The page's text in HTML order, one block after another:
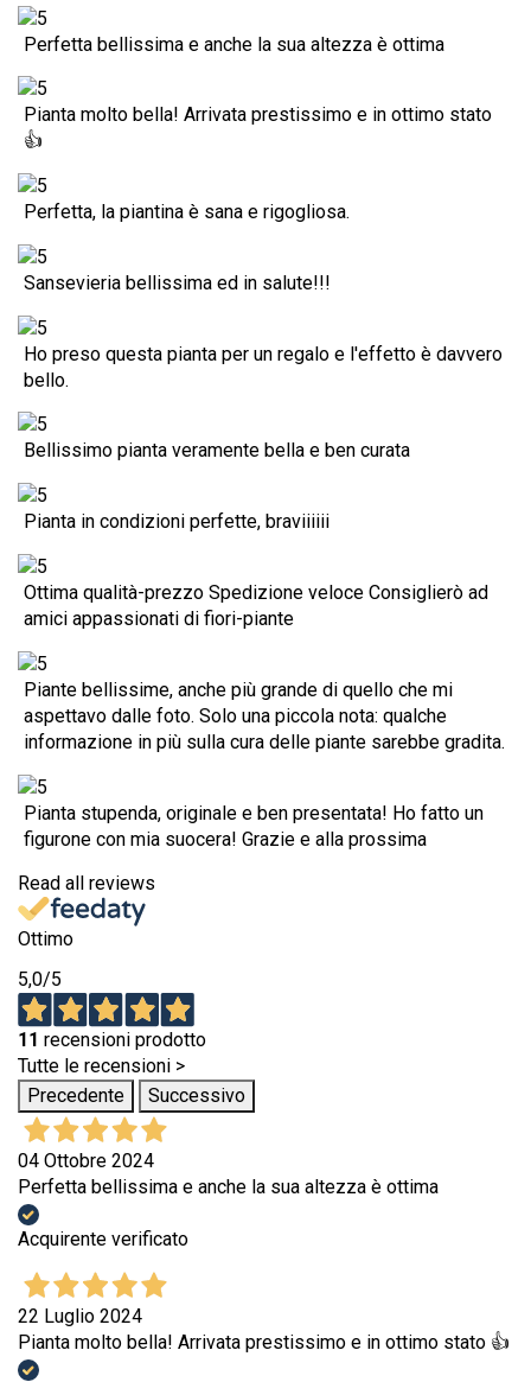
Perfetta bellissima e anche la sua altezza è ottima
Pianta molto bella! Arrivata prestissimo e in ottimo stato
👍
Perfetta, la piantina è sana e rigogliosa.
Sansevieria bellissima ed in salute!!!
Ho preso questa pianta per un regalo e l'effetto è davvero
bello.
Bellissimo pianta veramente bella e ben curata
Pianta in condizioni perfette, braviiiiii
Ottima qualità-prezzo Spedizione veloce Consiglierò ad
amici appassionati di fiori-piante
Piante bellissime, anche più grande di quello che mi
aspettavo dalle foto. Solo una piccola nota: qualche
informazione in più sulla cura delle piante sarebbe gradita.
Pianta stupenda, originale e ben presentata! Ho fatto un
figurone con mia suocera! Grazie e alla prossima
Read all reviews
Ottimo
5,0/5
11 recensioni prodotto
Tutte le recensioni >
Precedente
Successivo
04 Ottobre 2024
Perfetta bellissima e anche la sua altezza è ottima
Acquirente verificato
22 Luglio 2024
Pianta molto bella! Arrivata prestissimo e in ottimo stato 👍